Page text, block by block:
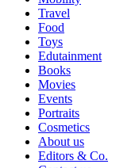
Travel
Food
Toys
Edutainment
Books
Movies
Events
Portraits
Cosmetics
About us
Editors & Co.